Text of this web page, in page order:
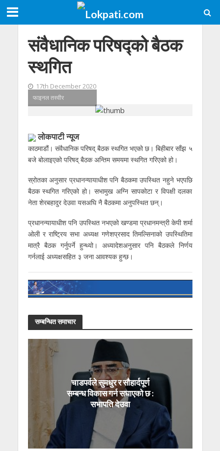
संवैधानिक परिषद्को बैठक
स्थगित
17th December 2020
फाइनल तस्वीर
लोकपाटी न्यूज
काठमाडौं। संवैधानिक परिषद् बैठक स्थगित भएको छ। बिहीबार साँझ ५
बजे बोलाइएको परिषद् बैठक अन्तिम समयमा स्थगित गरिएको हो।
स्रोतका अनुसार प्रधानन्यायाधीश पनि बैठकमा उपस्थित नहुने भएपछि
बैठक स्थगित गरिएको हो। सभामुख अग्नि सापकोटा र विपक्षी दलका
नेता शेरबहादुर देउवा यसअघि नै बैठकमा अनुपस्थित छन्।
प्रधानन्यायाधीश पनि उपस्थित नभएको खण्डमा प्रधानमन्त्री केपी शर्मा
ओली र राष्ट्रिय सभा अध्यक्ष गणेशप्रसाद तिमल्सिनाको उपस्थितिमा
मात्रै बैठक गर्नुपर्ने हुन्थ्यो। अध्यादेशअनुसार पनि बैठकले निर्णय
गर्नलाई अध्यक्षसहित ३ जना आवश्यक हुन्छ।
सम्बन्धित समाचार
चाडपर्वले सुमधुर र सौहार्दपूर्ण
सम्बन्ध विकास गर्न सघाएको छ :
सभापति देउवा